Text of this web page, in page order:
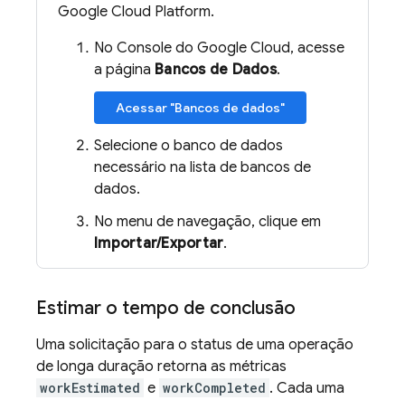
Google Cloud Platform.
No Console do Google Cloud, acesse
a página Bancos de Dados.
Acessar "Bancos de dados"
Selecione o banco de dados
necessário na lista de bancos de
dados.
No menu de navegação, clique em
Importar/Exportar.
Estimar o tempo de conclusão
Uma solicitação para o status de uma operação
de longa duração retorna as métricas
workEstimated e workCompleted . Cada uma